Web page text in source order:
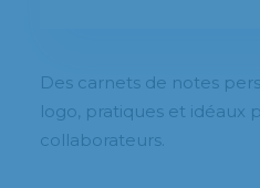
Des carnets de notes
logo, pratiques et idéaux
collaborateurs.